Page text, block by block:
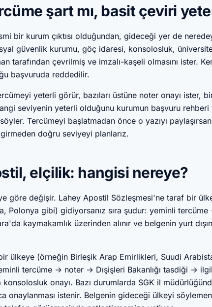
şart mı, basit çeviri
bir kurum çıktısı olduğundan, gideceği yer de
güvenlik kurumu, göç idaresi, konsolosluk,
tarafından çevrilmiş ve imzalı-kaşeli olmasını ister.
başvuruda reddedilir.
yeterli görür, bazıları üstüne noter onayı ister, bir
seviyenin yeterli olduğunu kurumun başvuru rehberi
Tercümeyi başlatmadan önce o yazıyı
doğru seviyeyi planlarız.
elçilik: hangisi nereye?
göre değişir. Lahey Apostil Sözleşmesi'ne taraf bir
Polonya gibi) gidiyorsanız sıra şudur: yeminli tercüme
kaymakamlık üzerinden alınır ve belgenin yurt
ülkeye (örneğin Birleşik Arap Emirlikleri, Suudi
tercüme → noter → Dışişleri Bakanlığı tasdiği →
onayı. Bazı durumlarda SGK il
onaylanması istenir. Belgenin gideceği ülkeyi